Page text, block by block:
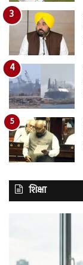
शिक्षा